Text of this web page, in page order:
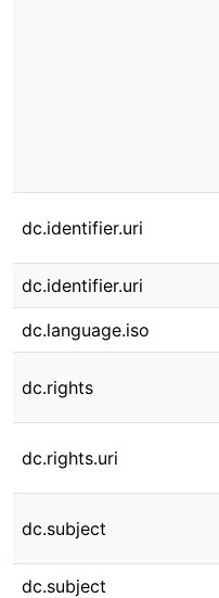
dc.identifier.uri
dc.identifier.uri
dc.language.iso
dc.rights
dc.rights.uri
dc.subject
dc.subject